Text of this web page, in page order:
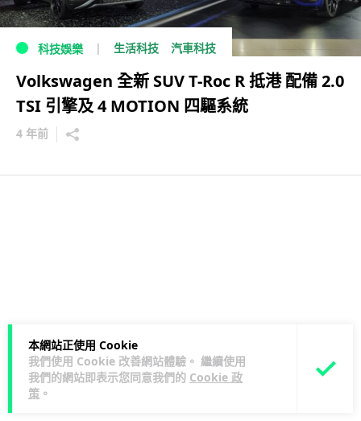
本網站正使用 Cookie
我們使用 Cookie 改善網站體驗。 繼續使用
我們的網站即表示您同意我們的 Cookie 政
策 。
科技娛樂 生活科技 汽車科技
Volkswagen 全新 SUV T-Roc R 抵港 配備 2.0
TSI 引擎及 4 MOTION 四驅系統
4 年前